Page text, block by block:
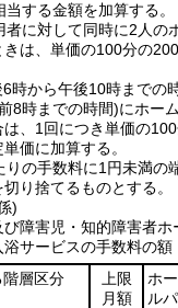
する金額を加算する。
に対して同時に2人の
きは、単価の100分の
から午後10時までの
8時までの時間)にホー
は、1回につき単価の
価に加算する。
の手数料に1円未満の
り捨てるものとする。
)
障害児・知的障害者ホ
浴サービスの手数料の額
層区分
上限
月額
ホ
ル